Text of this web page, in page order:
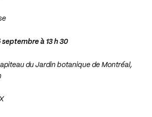
septembre à 13 h 30
du Jardin botanique de Montréal,